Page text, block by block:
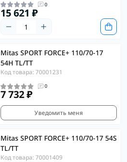
0
15 621 ₽
Mitas SPORT FORCE+ 110/70-17
54H TL/TT
Код товара: 70001231
0
7 732 ₽
Уведомить меня
Mitas SPORT FORCE+ 110/70-17 54S
TL/TT
Код товара: 70001409